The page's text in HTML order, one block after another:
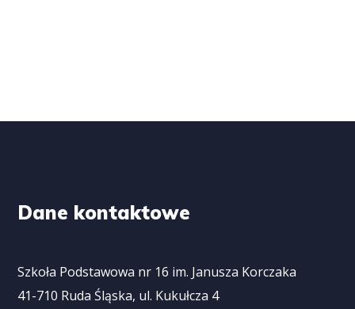
Dane kontaktowe
Szkoła Podstawowa nr 16 im. Janusza Korczaka
41-710 Ruda Śląska, ul. Kukułcza 4